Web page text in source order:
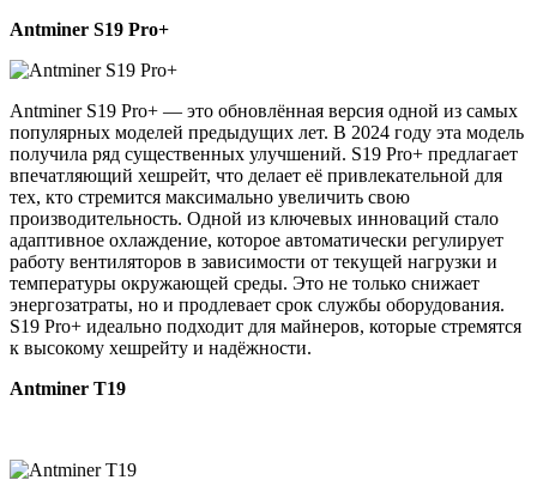
Antminer S19 Pro+
Antminer S19 Pro+ — это обновлённая версия одной из самых
популярных моделей предыдущих лет. В 2024 году эта модель
получила ряд существенных улучшений. S19 Pro+ предлагает
впечатляющий хешрейт, что делает её привлекательной для
тех, кто стремится максимально увеличить свою
производительность. Одной из ключевых инноваций стало
адаптивное охлаждение, которое автоматически регулирует
работу вентиляторов в зависимости от текущей нагрузки и
температуры окружающей среды. Это не только снижает
энергозатраты, но и продлевает срок службы оборудования.
S19 Pro+ идеально подходит для майнеров, которые стремятся
к высокому хешрейту и надёжности.
Antminer T19